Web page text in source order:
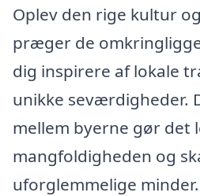
Oplev den rige kultur
præger de
dig inspirere af lokale
unikke seværdigheder.
mellem byerne gør det
mangfoldigheden og
uforglemmelige